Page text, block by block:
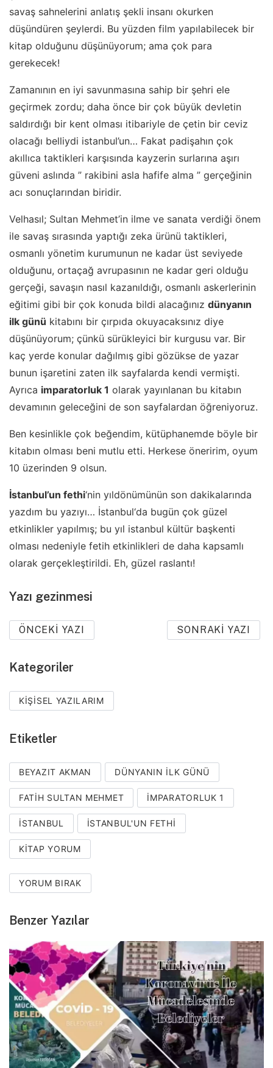
savaş sahnelerini anlatış şekli insanı okurken
düşündüren şeylerdi. Bu yüzden film yapılabilecek bir
kitap olduğunu düşünüyorum; ama çok para
gerekecek!
Zamanının en iyi savunmasına sahip bir şehri ele
geçirmek zordu; daha önce bir çok büyük devletin
saldırdığı bir kent olması itibariyle de çetin bir ceviz
olacağı belliydi istanbul’un… Fakat padişahın çok
akıllıca taktikleri karşısında kayzerin surlarına aşırı
güveni aslında ” rakibini asla hafife alma ” gerçeğinin
acı sonuçlarından biridir.
Velhasıl; Sultan Mehmet’in ilme ve sanata verdiği önem
ile savaş sırasında yaptığı zeka ürünü taktikleri,
osmanlı yönetim kurumunun ne kadar üst seviyede
olduğunu, ortaçağ avrupasının ne kadar geri olduğu
gerçeği, savaşın nasıl kazanıldığı, osmanlı askerlerinin
eğitimi gibi bir çok konuda bildi alacağınız dünyanın
ilk günü kitabını bir çırpıda okuyacaksınız diye
düşünüyorum; çünkü sürükleyici bir kurgusu var. Bir
kaç yerde konular dağılmış gibi gözükse de yazar
bunun işaretini zaten ilk sayfalarda kendi vermişti.
Ayrıca imparatorluk 1 olarak yayınlanan bu kitabın
devamının geleceğini de son sayfalardan öğreniyoruz.
Ben kesinlikle çok beğendim, kütüphanemde böyle bir
kitabın olması beni mutlu etti. Herkese öneririm, oyum
10 üzerinden 9 olsun.
İstanbul’un fethi‘nin yıldönümünün son dakikalarında
yazdım bu yazıyı… İstanbul‘da bugün çok güzel
etkinlikler yapılmış; bu yıl istanbul kültür başkenti
olması nedeniyle fetih etkinlikleri de daha kapsamlı
olarak gerçekleştirildi. Eh, güzel raslantı!
Yazı gezinmesi
ÖNCEKI YAZI SONRAKI YAZI
Kategoriler
KIŞISEL YAZILARIM
Etiketler
BEYAZIT AKMAN DÜNYANIN ILK GÜNÜ
FATIH SULTAN MEHMET IMPARATORLUK 1
ISTANBUL ISTANBUL'UN FETHI
KITAP YORUM
YORUM BIRAK
Benzer Yazılar